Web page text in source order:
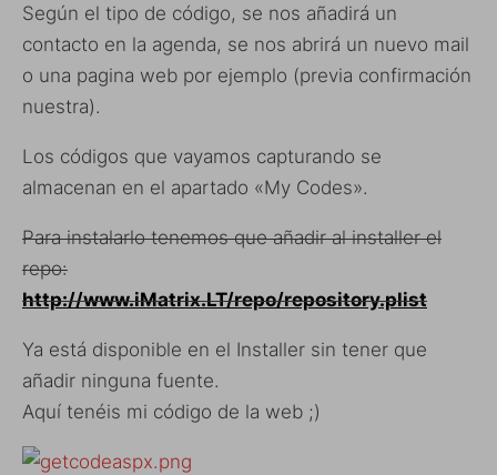
Según el tipo de código, se nos añadirá un
contacto en la agenda, se nos abrirá un nuevo mail
o una pagina web por ejemplo (previa confirmación
nuestra).
Los códigos que vayamos capturando se
almacenan en el apartado «My Codes».
Para instalarlo tenemos que añadir al installer el
repo:
http://www.iMatrix.LT/repo/repository.plist
Ya está disponible en el Installer sin tener que
añadir ninguna fuente.
Aquí tenéis mi código de la web ;)